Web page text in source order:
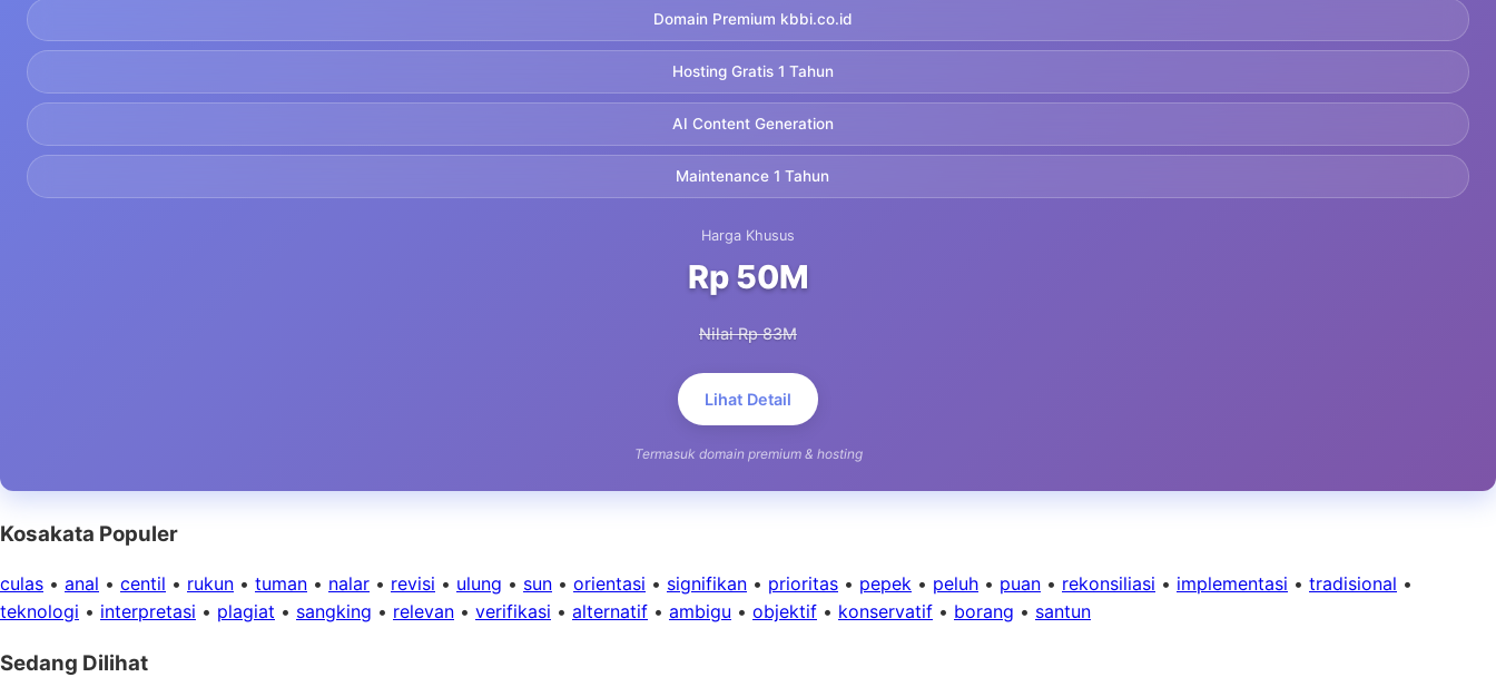
Domain Premium kbbi.co.id
Hosting Gratis 1 Tahun
AI Content Generation
Maintenance 1 Tahun
Harga Khusus
Rp 50M
Nilai Rp 83M
Lihat Detail
Termasuk domain premium & hosting
Kosakata Populer
culas • anal • centil • rukun • tuman • nalar • revisi • ulung • sun • orientasi • signifikan • prioritas • pepek • peluh • puan • rekonsiliasi • implementasi • tradisional •
teknologi • interpretasi • plagiat • sangking • relevan • verifikasi • alternatif • ambigu • objektif • konservatif • borang • santun
Sedang Dilihat